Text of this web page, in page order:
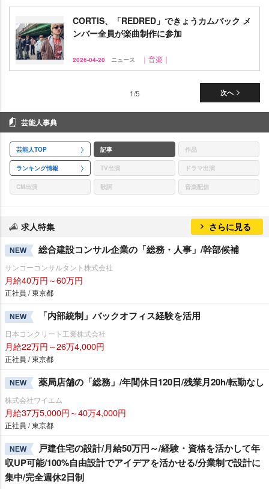
CORTIS、「REDRED」できょうカムバック メ
ンバー全員が楽曲制作に参加
2026-04-20 ニュース ｜音楽｜
次へ
1/5
芸能人事典
芸能人TOP 記事 作品
ランキング情報 TV出演 ドラマ出演
CM出演 歌詞 音楽配信
求人特集 さらに見る
NEW 総合建設コンサル企業の「総務・人事」/幹部候補
サンコーコンサルタント株式会社
月給40万円～60万円
正社員 / 東京都
NEW 「内部統制」バックオフィス経験を活用
日本コンクリート工業株式会社
月給22万円～26万4,000円
正社員 / 東京都
NEW 薬局店舗の「総務」/年間休日120日/残業月20h/転勤なし
株式会社ワイエム
月給37万5,000円～40万4,000円
正社員 / 東京都
NEW
戸建住宅の設計/月給50万円～/経験・資格を活かして年
収UP可能/100%自由設計でアイデアを活かせる/分業制で設計に
集中/完全週休2日制